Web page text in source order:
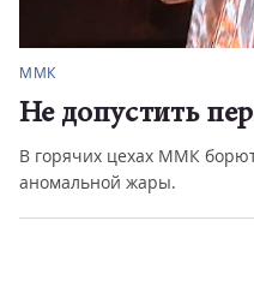
ММК
Не допустить
В горячих цехах ММК
аномальной жары.